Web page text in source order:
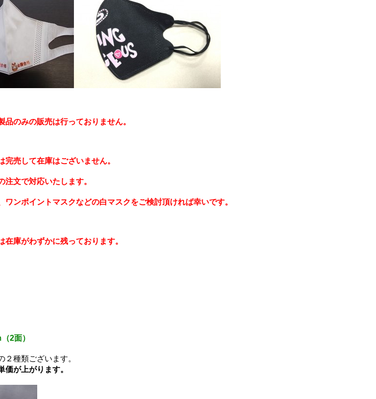
のみの販売は行っておりません。
完売して在庫はございません。
注文で対応いたします。
ワンポイントマスクなどの白マスクをご検討頂ければ幸いです。
在庫がわずかに残っております。
2面）
２種類ございます。
が上がります。